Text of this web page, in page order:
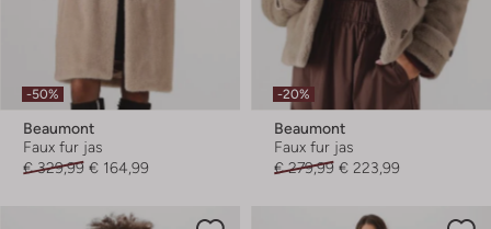
-50%
Beaumont
Faux fur jas
€ 329,99 € 164,99
-20%
Beaumont
Faux fur jas
€ 279,99 € 223,99